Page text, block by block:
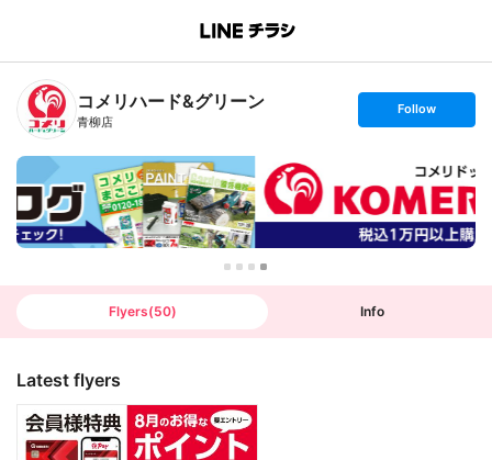
B
n
T
コメリハード&グリーン
青柳店
s
t
o
w
Follow
Flyers(50) Info
Latest flyers